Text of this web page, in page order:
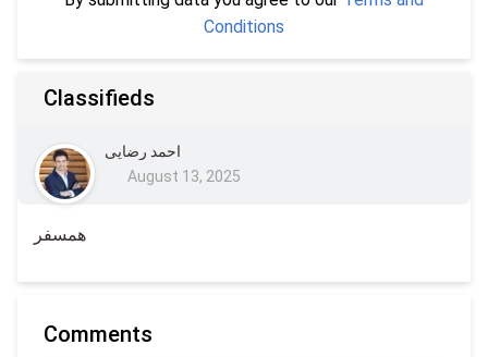
Conditions
Classifieds
احمد رضایی
August 13, 2025
همسفر
Comments